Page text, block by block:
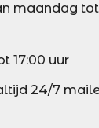
maandag
17:00 uur
24/7